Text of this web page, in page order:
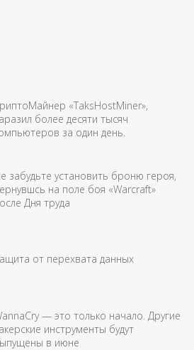
«TaksHostMiner»,
более десяти тысяч
за один день.
забудьте установить броню героя,
на поле боя «Warcraft»
Дня труда
от перехвата данных
— это только начало. Другие
инструменты будут
в июне